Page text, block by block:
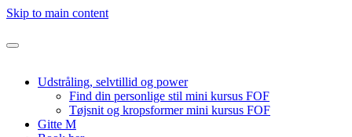
Skip to main content
Udstråling, selvtillid og power
Find din personlige stil mini kursus FOF
Tøjsnit og kropsformer mini kursus FOF
Gitte M